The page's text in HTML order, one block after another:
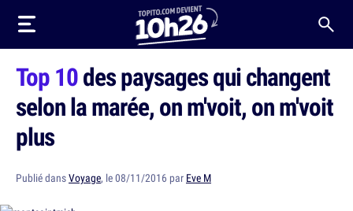
Top 10des paysages qui changent
selon la marée, on m'voit, on m'voit
plus
Publié dansVoyage, le 08/11/2016 par Eve M